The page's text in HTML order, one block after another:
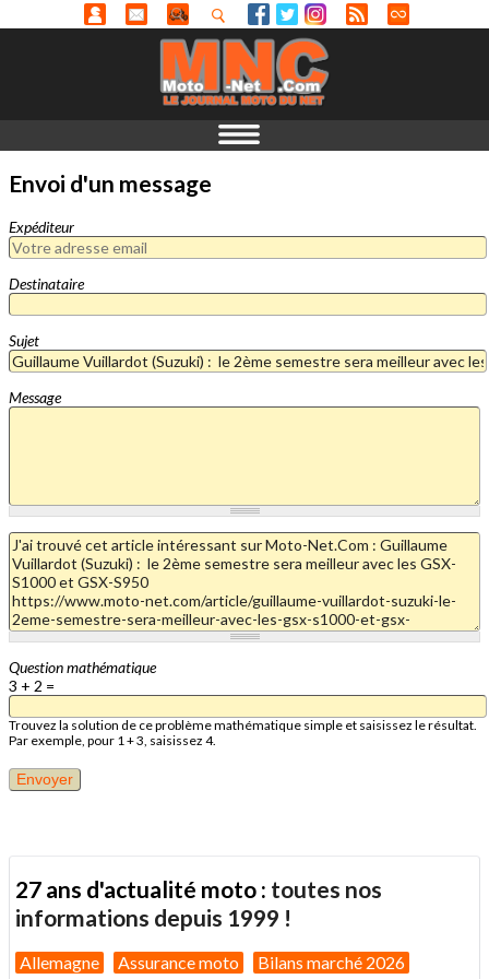
Envoi d'un message
Expéditeur
Destinataire
Sujet
Message
Question mathématique
3 + 2 =
Trouvez la solution de ce problème mathématique simple et saisissez le résultat.
Par exemple, pour 1 + 3, saisissez 4.
27 ans d'actualité moto : toutes nos
informations depuis 1999 !
Allemagne Assurance moto Bilans marché 2026